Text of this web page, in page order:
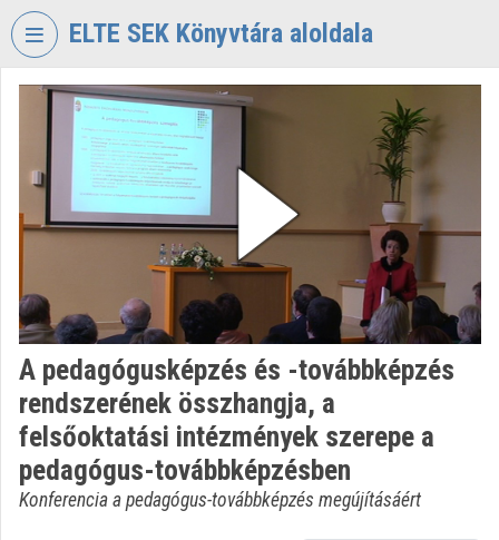
Skip header
ELTE SEK Könyvtára aloldala
VIDEOTORIUM
EKL
SAVARIA
KÖNYVTÁR
Organization home
Log In
Organization discovery
Categories
A pedagógusképzés és -továbbképzés
rendszerének összhangja, a
felsőoktatási intézmények szerepe a
pedagógus-továbbképzésben
Konferencia a pedagógus-továbbképzés megújításáért